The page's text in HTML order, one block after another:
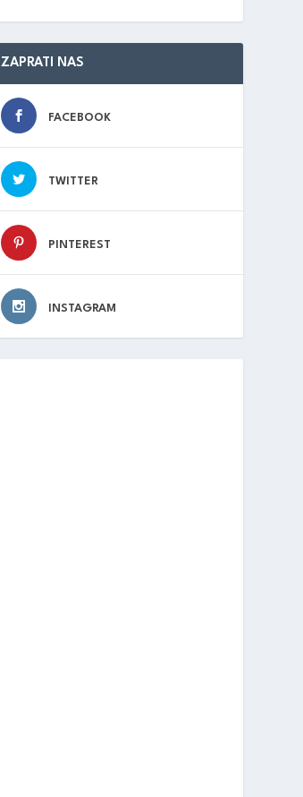
ZAPRATI NAS
FACEBOOK
TWITTER
PINTEREST
INSTAGRAM